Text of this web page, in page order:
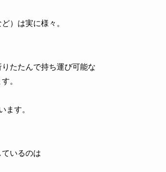
）は実に様々。
りたたんで持ち運び可能な
。
ます。
いるのは